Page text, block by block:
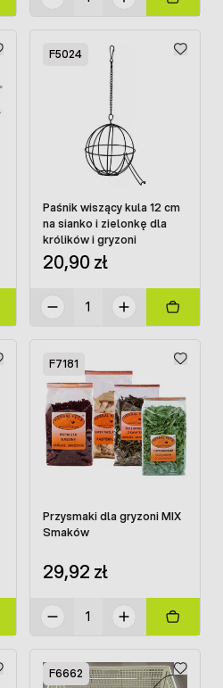
F5024
Paśnik wiszący kula 12 cm
na sianko i zielonkę dla
królików i gryzoni
20,90 zł
F7181
Przysmaki dla gryzoni MIX
Smaków
29,92 zł
F6662